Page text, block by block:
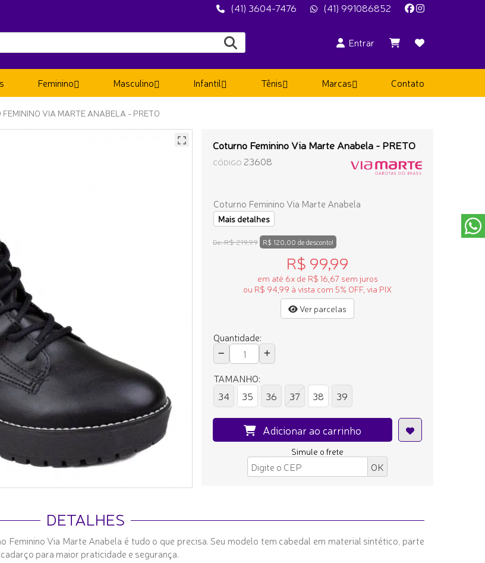
(41) 3604-7476 (41) 991086852
Entrar
Feminino Masculino Infantil Tênis Marcas Contato
FEMININO VIA MARTE ANABELA - PRETO
Coturno Feminino Via Marte Anabela - PRETO
CÓDIGO 23608
Coturno Feminino Via Marte Anabela
Mais detalhes
De:R$ 219,99 R$ 120,00 de desconto!
R$ 99,99
em até 6x de R$ 16,67 sem juros
ou R$ 94,99 à vista com 5% OFF, via PIX
Ver parcelas
Quantidade:
TAMANHO:
34
35 36 37 38 39
Adicionar ao carrinho
Simule o frete
DETALHES
Feminino Via Marte Anabela é tudo o que precisa. Seu modelo tem cabedal em material sintético, parte
para maior praticidade e segurança.